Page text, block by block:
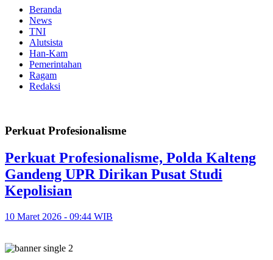
Beranda
News
TNI
Alutsista
Han-Kam
Pemerintahan
Ragam
Redaksi
Perkuat Profesionalisme
Perkuat Profesionalisme, Polda Kalteng
Gandeng UPR Dirikan Pusat Studi
Kepolisian
10 Maret 2026 - 09:44 WIB